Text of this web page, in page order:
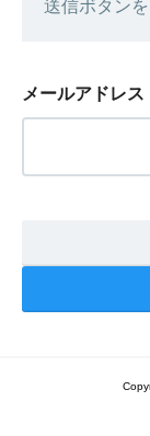
送信ボタン
メールアドレス